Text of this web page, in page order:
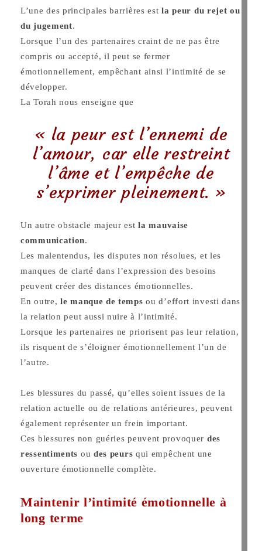
L’une des principales barrières estla peur du rejet ou
du jugement.
Lorsque l’un des partenaires craint de ne pas être
compris ou accepté, il peut se fermer
émotionnellement, empêchant ainsi l’intimité de se
développer.
La Torah nous enseigne que
« la peur est l’ennemi de
l’amour, car elle restreint
l’âme et l’empêche de
s’exprimer pleinement. »
Un autre obstacle majeur estla mauvaise
communication.
Les malentendus, les disputes non résolues, et les
manques de clarté dans l’expression des besoins
peuvent créer des distances émotionnelles.
En outre, le manque de temps ou d’effort investi dans
la relation peut aussi nuire à l’intimité.
Lorsque les partenaires ne priorisent pas leur relation,
ils risquent de s’éloigner émotionnellement l’un de
l’autre.
Les blessures du passé, qu’elles soient issues de la
relation actuelle ou de relations antérieures, peuvent
également représenter un frein important.
Ces blessures non guéries peuvent provoquer des
ressentiments ou des peurs qui empêchent une
ouverture émotionnelle complète.
Maintenir l’intimité émotionnelle à
long terme